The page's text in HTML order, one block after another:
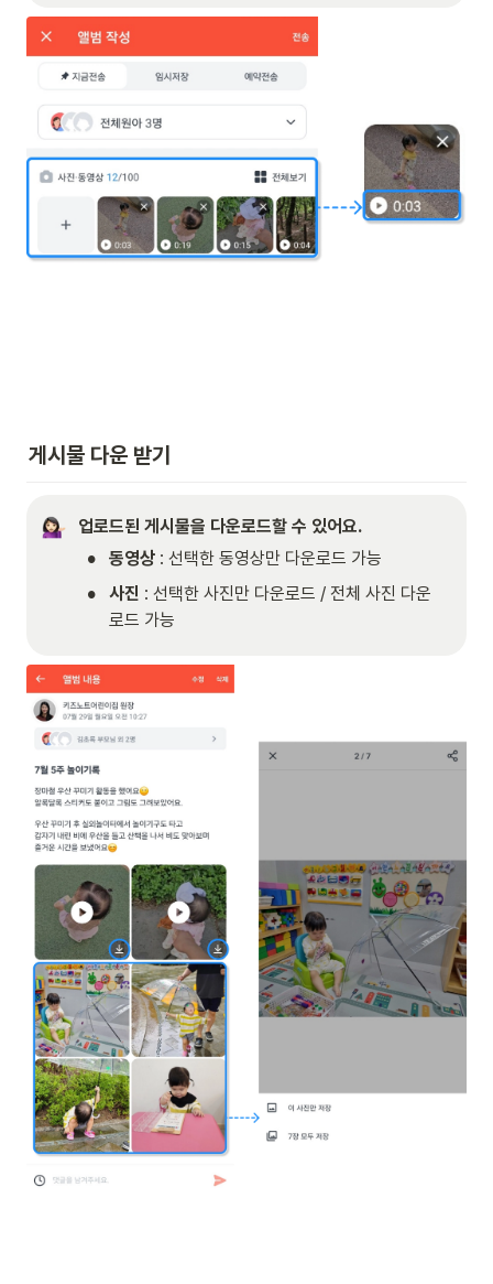
게시물 다운 받기
업로드된 게시물을 다운로드할 수 있어요.
• 동영상 : 선택한 동영상만 다운로드 가능
• 사진 : 선택한 사진만 다운로드 / 전체 사진 다운
로드 가능